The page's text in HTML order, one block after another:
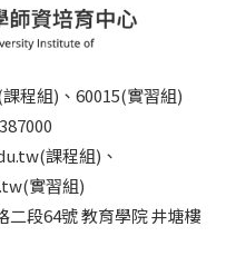
式大頭貼
合最近1
清晰，不可戴帽子（例
及眼睛；不得配戴有顏
不得低於300dpi，檔案
領取證書。請檢附「回
申請，學生不能單獨提
件說明會（本中心已派
年7月22日
理） 115年7月
議，評選結果簽請校長
點申請資格之師長，敬
程組)、60015(實習組)
課程組)、
實習組)
二段64號 教育學院 井塘樓